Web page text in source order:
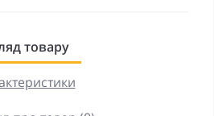
товару